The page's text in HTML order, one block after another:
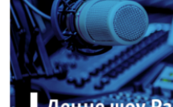
ВСЕ ЗА ДЕНЬ
СПЕЦПРОЕКТИ
ДЕПОРТАЦІЯ
ВІДЕОУРОКИ «ELIFBE»
ЯК ОБІЙТИ БЛОКУВАННЯ